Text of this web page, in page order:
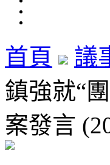
首頁 議
鎮強就“
案發言